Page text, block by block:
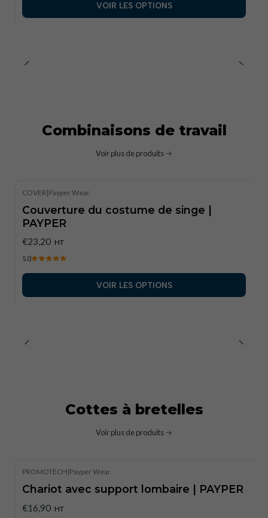
VOIR LES OPTIONS
Combinaisons de travail
Voir plus de produits
COVER |Payper Wear
Couverture du costume de singe |
PAYPER
€23,20 HT
5.0
VOIR LES OPTIONS
Cottes à bretelles
Voir plus de produits
PROMOTECH |Payper Wear
Chariot avec support lombaire | PAYPER
€16,90 HT